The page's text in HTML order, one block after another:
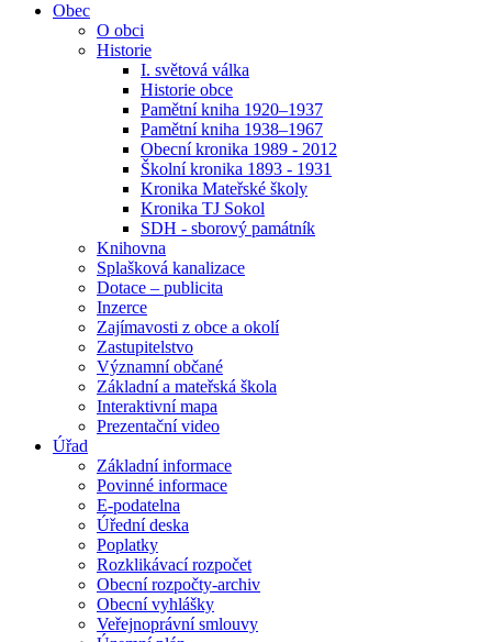
Obec
O obci
Historie
I. světová válka
Historie obce
Pamětní kniha 1920–1937
Pamětní kniha 1938–1967
Obecní kronika 1989 - 2012
Školní kronika 1893 - 1931
Kronika Mateřské školy
Kronika TJ Sokol
SDH - sborový památník
Knihovna
Splašková kanalizace
Dotace – publicita
Inzerce
Zajímavosti z obce a okolí
Zastupitelstvo
Významní občané
Základní a mateřská škola
Interaktivní mapa
Prezentační video
Úřad
Základní informace
Povinné informace
E-podatelna
Úřední deska
Poplatky
Rozklikávací rozpočet
Obecní rozpočty-archiv
Obecní vyhlášky
Veřejnoprávní smlouvy